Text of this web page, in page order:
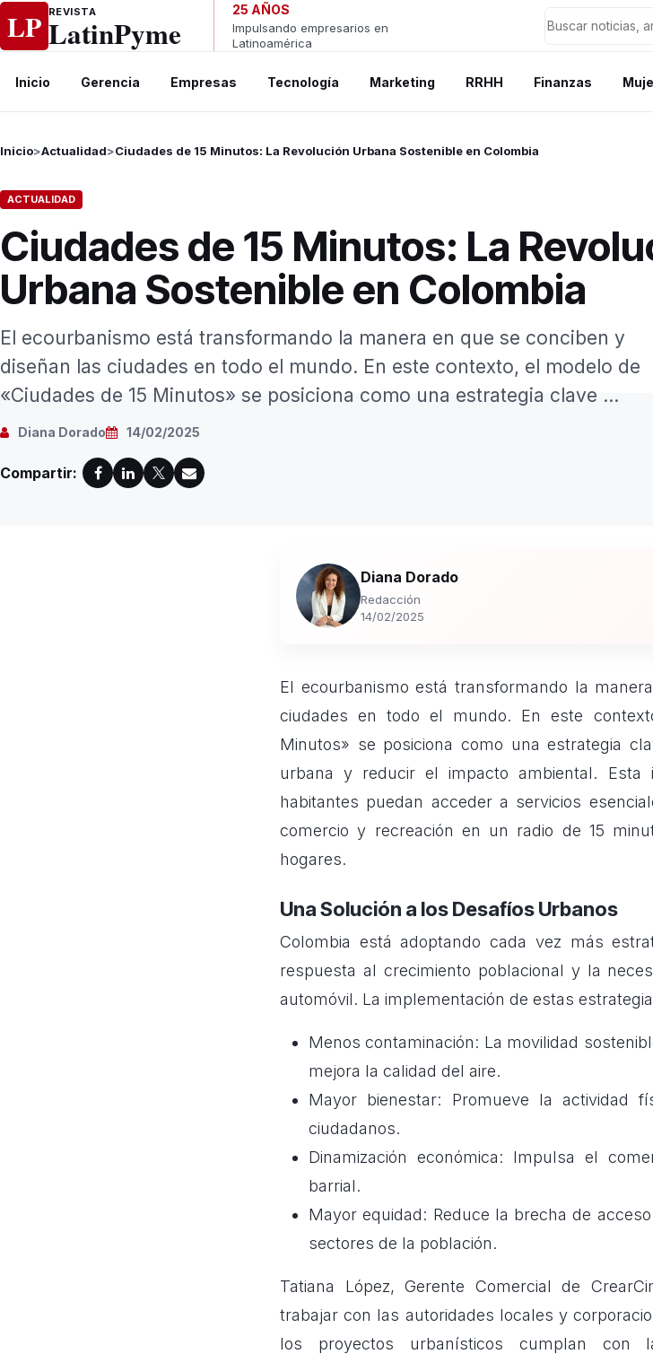
Ir al contenido
LP REVISTA
LatinPyme
25 AÑOS
Impulsando empresarios en
Latinoamérica
Inicio Gerencia Empresas Tecnología Marketing RRHH Finanzas
Inicio>Actualidad>Ciudades de 15 Minutos: La Revolución Urbana Sostenible en Colombia
ACTUALIDAD
Ciudades de 15 Minutos: La
Urbana Sostenible en Colombia
El ecourbanismo está transformando la manera en que se conciben y
diseñan las ciudades en todo el mundo. En este contexto, el modelo de
«Ciudades de 15 Minutos» se posiciona como una estrategia clave ...
Diana Dorado 14/02/2025
Compartir:
Diana Dorado
Redacción
14/02/2025
El ecourbanismo está transformando la
ciudades en todo el mundo. En este
Minutos» se posiciona como una estrategia
urbana y reducir el impacto ambiental. Esta
habitantes puedan acceder a servicios
comercio y recreación en un radio de 15
hogares.
Una Solución a los Desafíos Urbanos
Colombia está adoptando cada vez más
respuesta al crecimiento poblacional y la
automóvil. La implementación de estas
Menos contaminación: La movilidad
mejora la calidad del aire.
Mayor bienestar: Promueve la actividad
ciudadanos.
Dinamización económica: Impulsa el
barrial.
Mayor equidad: Reduce la brecha de
sectores de la población.
Tatiana López, Gerente Comercial de
trabajar con las autoridades locales y
los proyectos urbanísticos cumplan con